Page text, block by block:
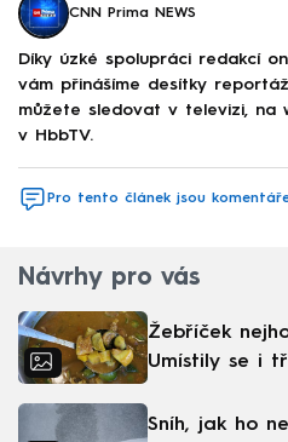
CNN Prima NEWS
Díky úzké spolupráci redakcí
vám přinášíme desítky
můžete sledovat v televizi, na
v HbbTV.
Pro tento článek jsou
Návrhy pro vás
Žebříček
Umístily se i
Sníh, jak ho